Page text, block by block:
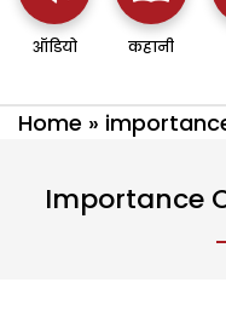
ऑडियो कहानी
Home »
Importance